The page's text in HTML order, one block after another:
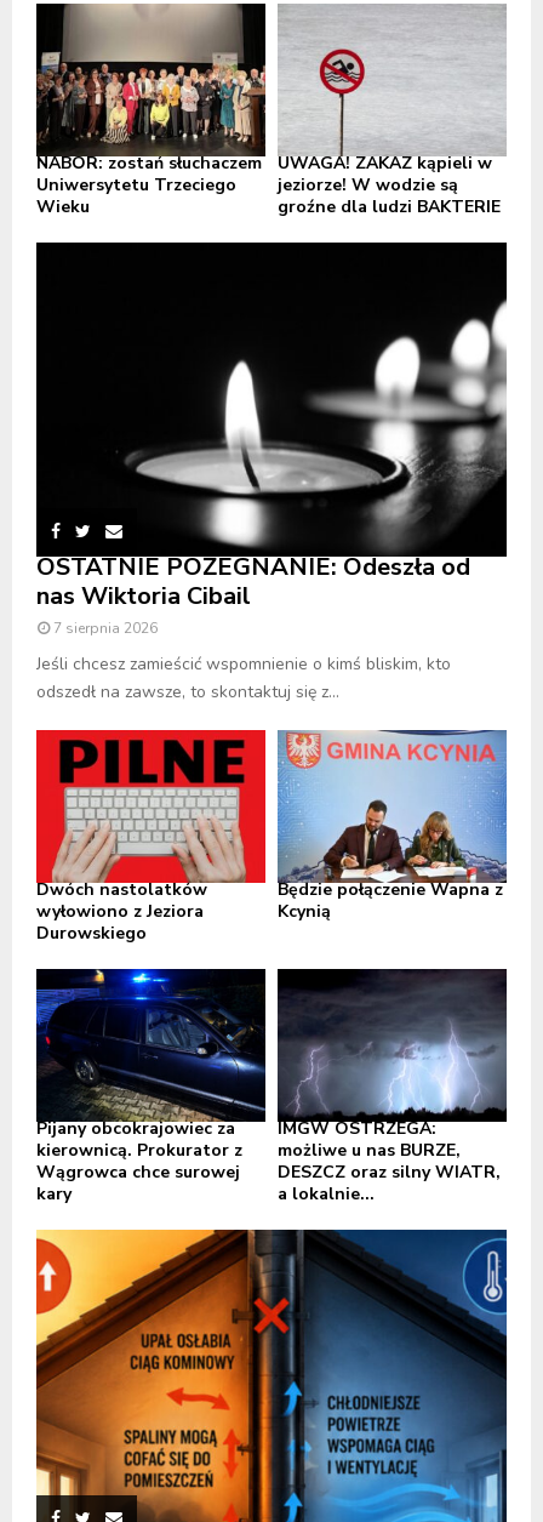
NABÓR: zostań słuchaczem
Uniwersytetu Trzeciego
Wieku
UWAGA! ZAKAZ kąpieli w
jeziorze! W wodzie są
groźne dla ludzi BAKTERIE
OSTATNIE POŻEGNANIE: Odeszła od
nas Wiktoria Cibail
7 sierpnia 2026
Jeśli chcesz zamieścić wspomnienie o kimś bliskim, kto
odszedł na zawsze, to skontaktuj się z...
Dwóch nastolatków
wyłowiono z Jeziora
Durowskiego
Będzie połączenie Wapna z
Kcynią
Pijany obcokrajowiec za
kierownicą. Prokurator z
Wągrowca chce surowej
kary
IMGW OSTRZEGA:
możliwe u nas BURZE,
DESZCZ oraz silny WIATR,
a lokalnie...